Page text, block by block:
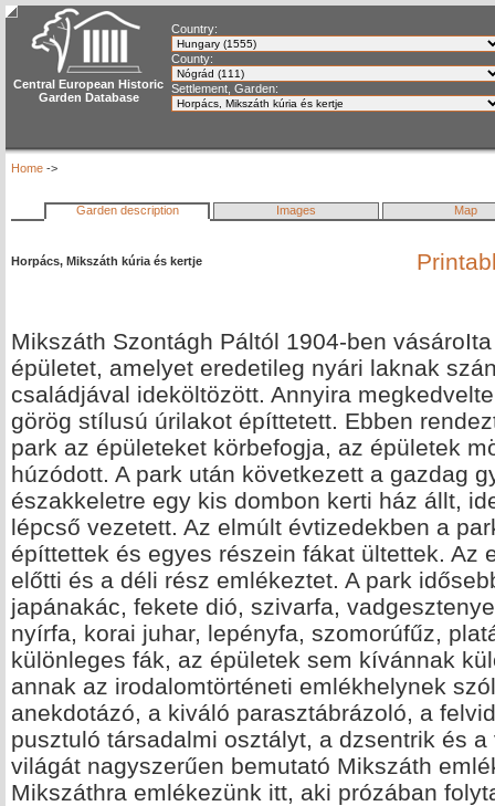
Central European Historic
Garden Database
Country:
County:
Settlement, Garden:
Home ->
Garden description Images Map
Horpács, Mikszáth kúria és kertje
Mikszáth Szontágh Páltól 1904-ben
épületet, amelyet eredetileg nyári laknak
családjával ideköltözött. Annyira
görög stílusú úrilakot építtetett. Ebben
park az épületeket körbefogja, az épületek
húzódott. A park után következett a gazdag
északkeletre egy kis dombon kerti ház állt,
lépcső vezetett. Az elmúlt évtizedekben a
építtettek és egyes részein fákat ültettek. Az
előtti és a déli rész emlékeztet. A park
japánakác, fekete dió, szivarfa,
nyírfa, korai juhar, lepényfa, szomorúfűz,
különleges fák, az épületek sem kívánnak
annak az irodalomtörténeti emlékhelynek
anekdotázó, a kiváló parasztábrázoló, a
pusztuló társadalmi osztályt, a dzsentrik és
világát nagyszerűen bemutató Mikszáth
Mikszáthra emlékezünk itt, aki prózában